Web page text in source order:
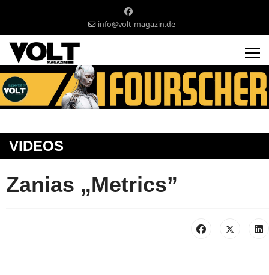
info@volt-magazin.de
VIDEOS
Zanias „Metrics”